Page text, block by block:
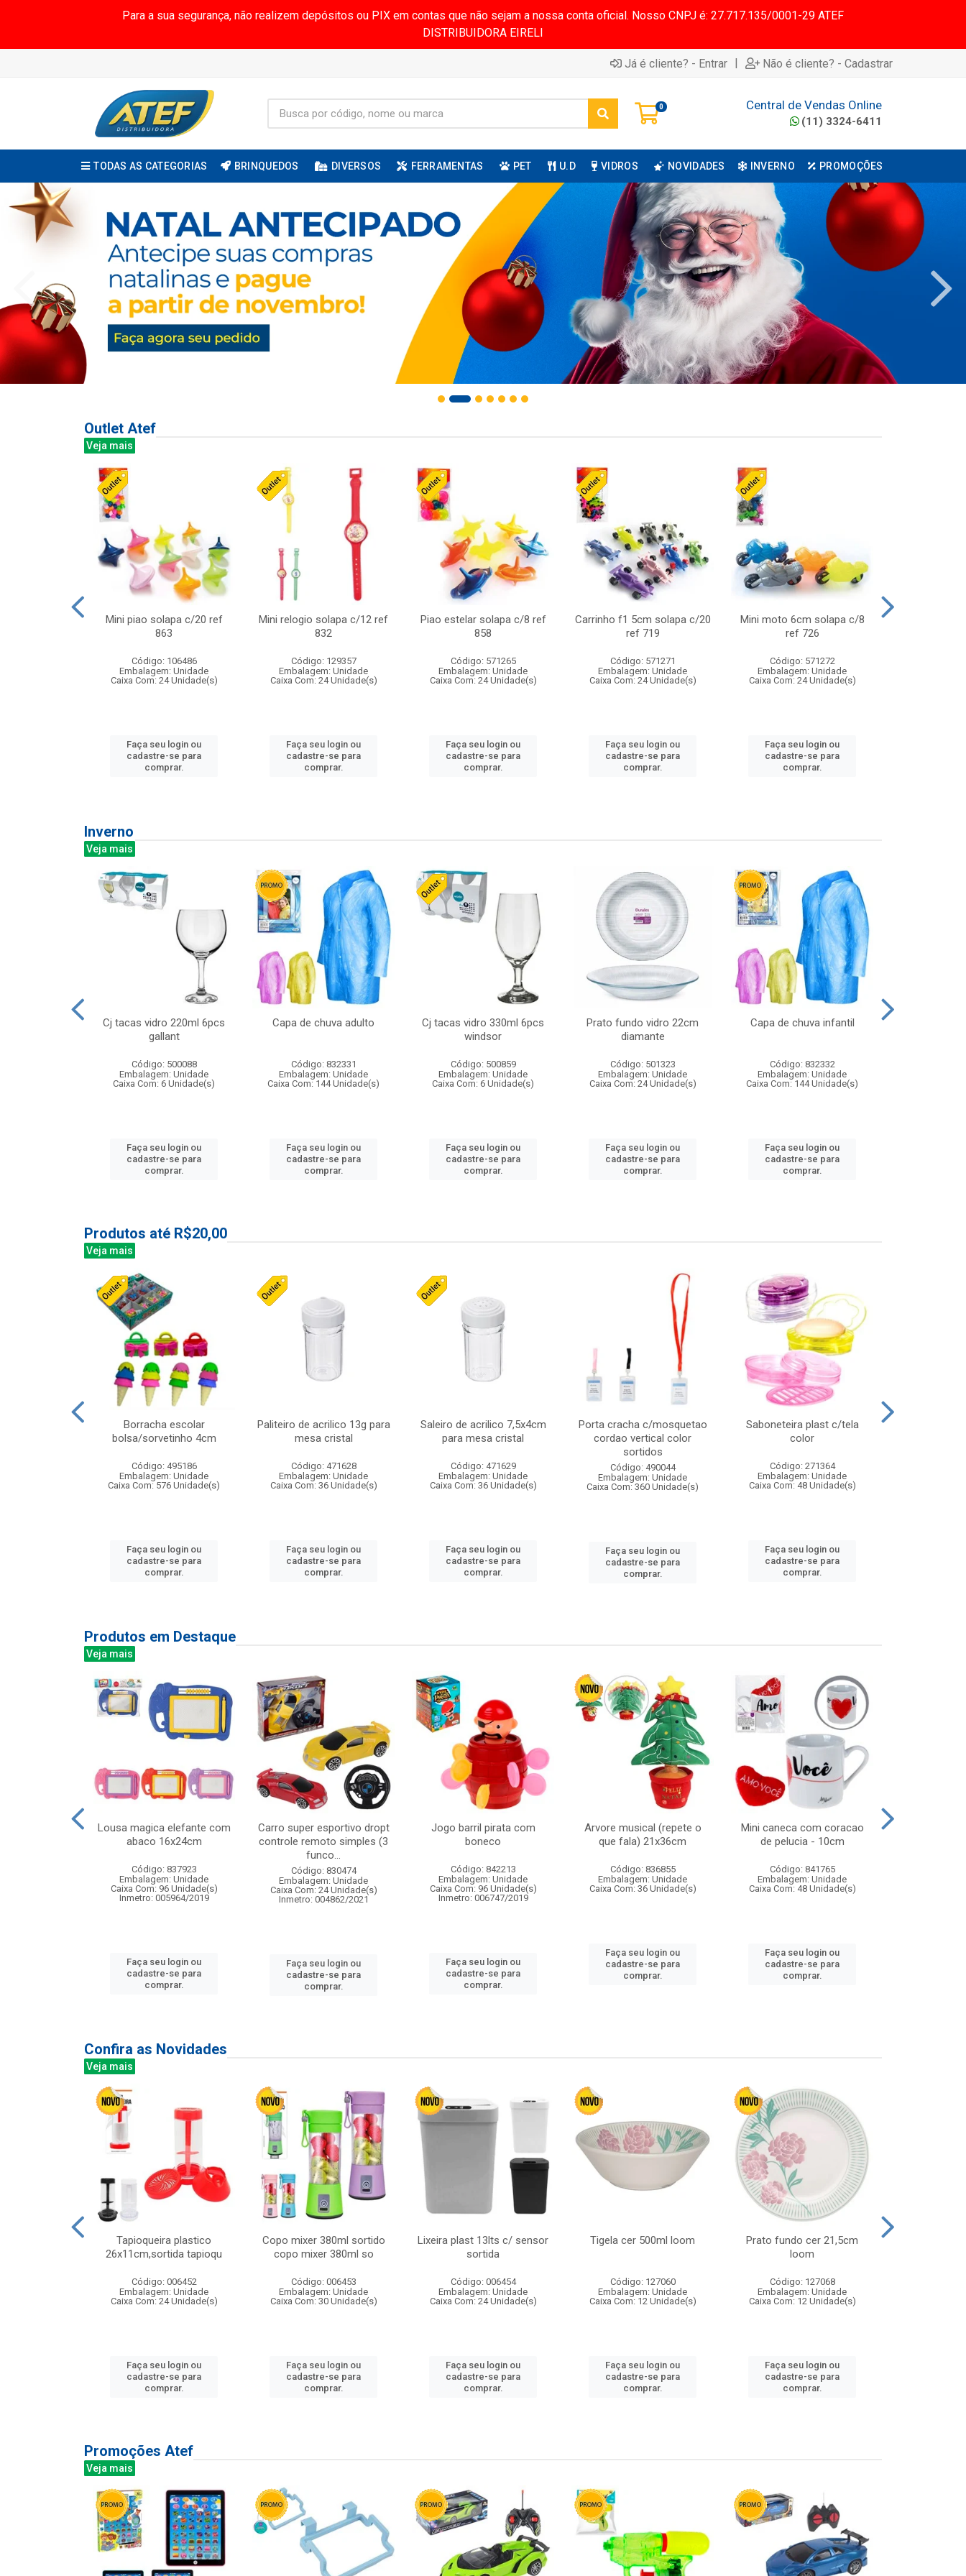
Para a sua segurança, não realizem depósitos ou PIX em contas que não sejam a nossa conta oficial. Nosso CNPJ é: 27.717.135/0001-29 ATEF
DISTRIBUIDORA EIRELI
Já é cliente? - Entrar | Não é cliente? - Cadastrar
0 Central de Vendas Online
(11) 3324-6411
TODAS AS CATEGORIAS BRINQUEDOS DIVERSOS FERRAMENTAS PET U.D VIDROS NOVIDADES INVERNO PROMOÇÕES
Outlet Atef
Veja mais
Mini piao solapa c/20 ref
863
Código: 106486
Embalagem: Unidade
Caixa Com: 24 Unidade(s)
Faça seu login ou
cadastre-se para
comprar.
Mini relogio solapa c/12 ref
832
Código: 129357
Embalagem: Unidade
Caixa Com: 24 Unidade(s)
Faça seu login ou
cadastre-se para
comprar.
Piao estelar solapa c/8 ref
858
Código: 571265
Embalagem: Unidade
Caixa Com: 24 Unidade(s)
Faça seu login ou
cadastre-se para
comprar.
Carrinho f1 5cm solapa c/20
ref 719
Código: 571271
Embalagem: Unidade
Caixa Com: 24 Unidade(s)
Faça seu login ou
cadastre-se para
comprar.
Mini moto 6cm solapa c/8
ref 726
Código: 571272
Embalagem: Unidade
Caixa Com: 24 Unidade(s)
Faça seu login ou
cadastre-se para
comprar.
Inverno
Veja mais
Cj tacas vidro 220ml 6pcs
gallant
Código: 500088
Embalagem: Unidade
Caixa Com: 6 Unidade(s)
Faça seu login ou
cadastre-se para
comprar.
Capa de chuva adulto
Código: 832331
Embalagem: Unidade
Caixa Com: 144 Unidade(s)
Faça seu login ou
cadastre-se para
comprar.
Cj tacas vidro 330ml 6pcs
windsor
Código: 500859
Embalagem: Unidade
Caixa Com: 6 Unidade(s)
Faça seu login ou
cadastre-se para
comprar.
Prato fundo vidro 22cm
diamante
Código: 501323
Embalagem: Unidade
Caixa Com: 24 Unidade(s)
Faça seu login ou
cadastre-se para
comprar.
Capa de chuva infantil
Código: 832332
Embalagem: Unidade
Caixa Com: 144 Unidade(s)
Faça seu login ou
cadastre-se para
comprar.
Produtos até R$20,00
Veja mais
Borracha escolar
bolsa/sorvetinho 4cm
Código: 495186
Embalagem: Unidade
Caixa Com: 576 Unidade(s)
Faça seu login ou
cadastre-se para
comprar.
Paliteiro de acrilico 13g para
mesa cristal
Código: 471628
Embalagem: Unidade
Caixa Com: 36 Unidade(s)
Faça seu login ou
cadastre-se para
comprar.
Saleiro de acrilico 7,5x4cm
para mesa cristal
Código: 471629
Embalagem: Unidade
Caixa Com: 36 Unidade(s)
Faça seu login ou
cadastre-se para
comprar.
Porta cracha c/mosquetao
cordao vertical color
sortidos
Código: 490044
Embalagem: Unidade
Caixa Com: 360 Unidade(s)
Faça seu login ou
cadastre-se para
comprar.
Saboneteira plast c/tela
color
Código: 271364
Embalagem: Unidade
Caixa Com: 48 Unidade(s)
Faça seu login ou
cadastre-se para
comprar.
Produtos em Destaque
Veja mais
Lousa magica elefante com
abaco 16x24cm
Código: 837923
Embalagem: Unidade
Caixa Com: 96 Unidade(s)
Inmetro: 005964/2019
Faça seu login ou
cadastre-se para
comprar.
Carro super esportivo dropt
controle remoto simples (3
funco...
Código: 830474
Embalagem: Unidade
Caixa Com: 24 Unidade(s)
Inmetro: 004862/2021
Faça seu login ou
cadastre-se para
comprar.
Jogo barril pirata com
boneco
Código: 842213
Embalagem: Unidade
Caixa Com: 96 Unidade(s)
Inmetro: 006747/2019
Faça seu login ou
cadastre-se para
comprar.
Arvore musical (repete o
que fala) 21x36cm
Código: 836855
Embalagem: Unidade
Caixa Com: 36 Unidade(s)
Faça seu login ou
cadastre-se para
comprar.
Mini caneca com coracao
de pelucia - 10cm
Código: 841765
Embalagem: Unidade
Caixa Com: 48 Unidade(s)
Faça seu login ou
cadastre-se para
comprar.
Confira as Novidades
Veja mais
Tapioqueira plastico
26x11cm,sortida tapioqu
Código: 006452
Embalagem: Unidade
Caixa Com: 24 Unidade(s)
Faça seu login ou
cadastre-se para
comprar.
Copo mixer 380ml sortido
copo mixer 380ml so
Código: 006453
Embalagem: Unidade
Caixa Com: 30 Unidade(s)
Faça seu login ou
cadastre-se para
comprar.
Lixeira plast 13lts c/ sensor
sortida
Código: 006454
Embalagem: Unidade
Caixa Com: 24 Unidade(s)
Faça seu login ou
cadastre-se para
comprar.
Tigela cer 500ml loom
Código: 127060
Embalagem: Unidade
Caixa Com: 12 Unidade(s)
Faça seu login ou
cadastre-se para
comprar.
Prato fundo cer 21,5cm
loom
Código: 127068
Embalagem: Unidade
Caixa Com: 12 Unidade(s)
Faça seu login ou
cadastre-se para
comprar.
Promoções Atef
Veja mais